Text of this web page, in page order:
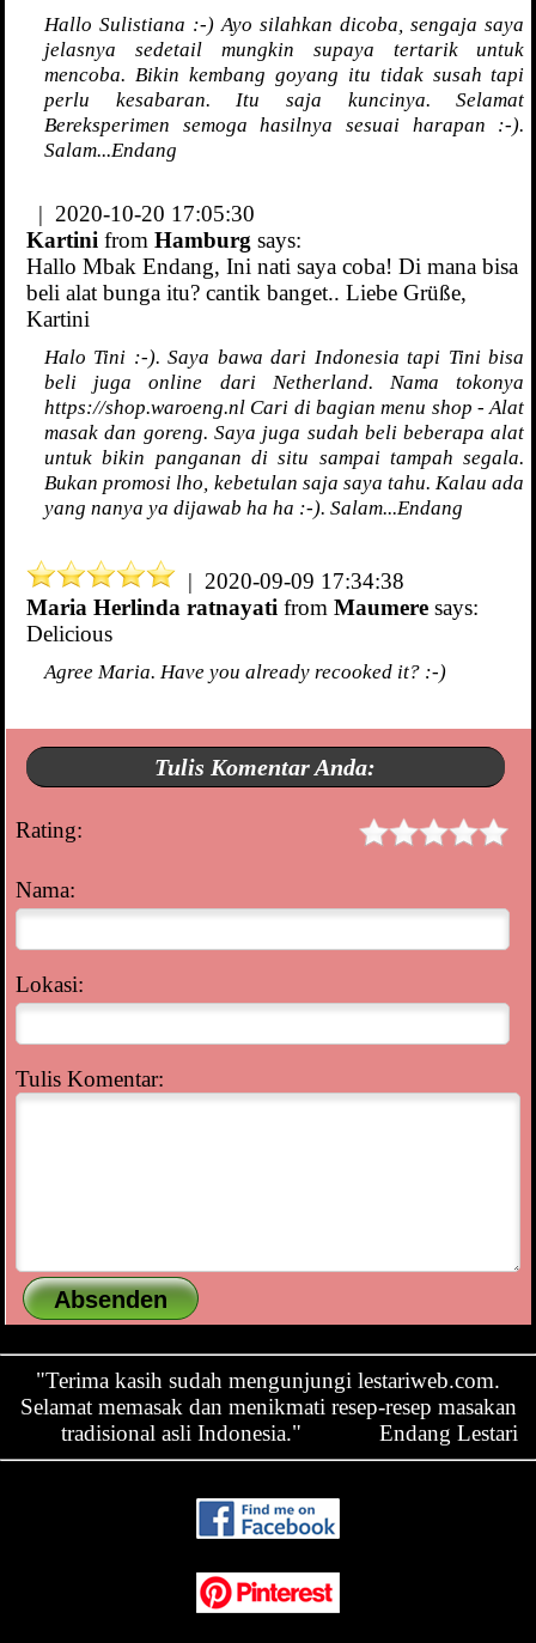
Hallo Sulistiana :-) Ayo silahkan dicoba, sengaja saya
jelasnya sedetail mungkin supaya tertarik untuk
mencoba. Bikin kembang goyang itu tidak susah tapi
perlu kesabaran. Itu saja kuncinya. Selamat
Bereksperimen semoga hasilnya sesuai harapan :-).
Salam...Endang
| 2020-10-20 17:05:30
Kartini from Hamburg says:
Hallo Mbak Endang, Ini nati saya coba! Di mana bisa
beli alat bunga itu? cantik banget.. Liebe Grüße,
Kartini
Halo Tini :-). Saya bawa dari Indonesia tapi Tini bisa
beli juga online dari Netherland. Nama tokonya
https://shop.waroeng.nl Cari di bagian menu shop - Alat
masak dan goreng. Saya juga sudah beli beberapa alat
untuk bikin panganan di situ sampai tampah segala.
Bukan promosi lho, kebetulan saja saya tahu. Kalau ada
yang nanya ya dijawab ha ha :-). Salam...Endang
| 2020-09-09 17:34:38
Maria Herlinda ratnayati from Maumere says:
Delicious
Agree Maria. Have you already recooked it? :-)
Tulis Komentar Anda:
Rating:
Nama:
Lokasi:
Tulis Komentar:
"Terima kasih sudah mengunjungi lestariweb.com.
Selamat memasak dan menikmati resep-resep masakan
tradisional asli Indonesia."
Endang Lestari